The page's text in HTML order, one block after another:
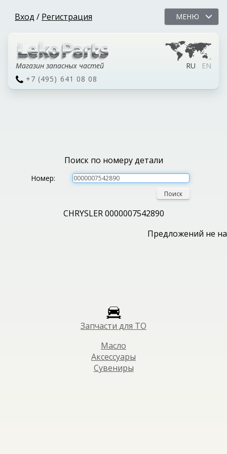
Вход / Регистрация МЕНЮ
Магазин запасных частей RU
EN
+7 (495) 641 08 08
Поиск по номеру детали
Номер:
Поиск
CHRYSLER 0000007542890
Предложений не
Запчасти для ТО
Масло
Аксессуары
Сувениры